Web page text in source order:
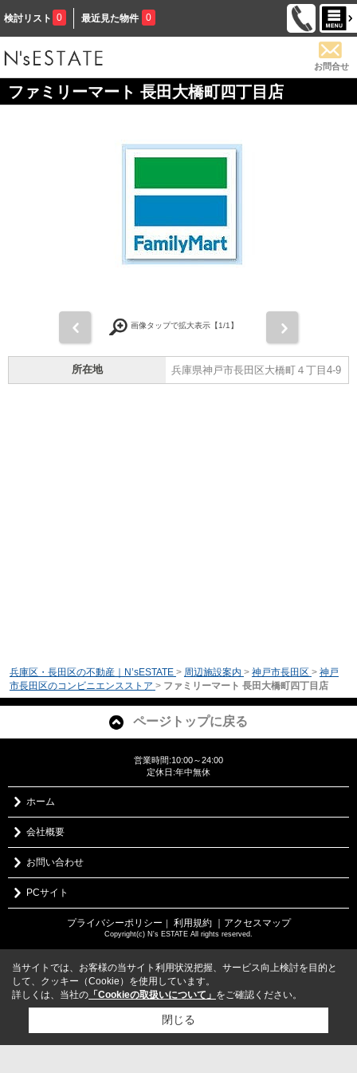
検討リスト 0 最近見た物件 0
お問合せ
ファミリーマート 長田大橋町四丁目店
画像タップで拡大表示【1/1】
所在地 兵庫県神戸市長田区大橋町４丁目4-9
兵庫区・長田区の不動産｜N’sESTATE > 周辺施設案内 > 神戸市長田区 > 神戸
市長田区のコンビニエンスストア > ファミリーマート 長田大橋町四丁目店
ページトップに戻る
営業時間:10:00～24:00
定休日:年中無休
ホーム
会社概要
お問い合わせ
PCサイト
プライバシーポリシー ｜ 利用規約 ｜アクセスマップ
Copyright(c) N's ESTATE All rights reserved.
当サイトでは、お客様の当サイト利用状況把握、サービス向上検討を目的と
して、クッキー（Cookie）を使用しています。
詳しくは、当社の 「Cookieの取扱いについて」 をご確認ください。
閉じる